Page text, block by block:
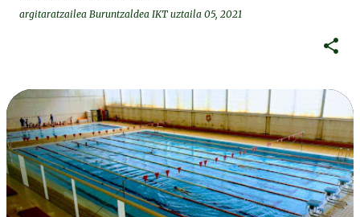
argitaratzailea Buruntzaldea IKT uztaila 05, 2021